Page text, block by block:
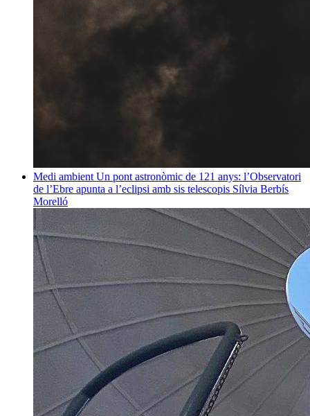
Medi ambient Un pont astronòmic de 121 anys: l’Observatori
de l’Ebre apunta a l’eclipsi amb sis telescopis Sílvia Berbís
Morelló